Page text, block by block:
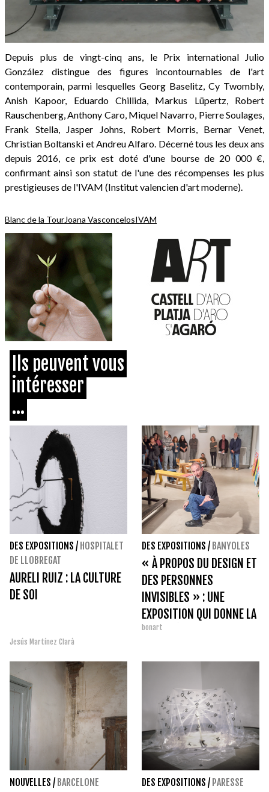
Depuis plus de vingt-cinq ans, le Prix international Julio
González distingue des figures incontournables de l'art
contemporain, parmi lesquelles Georg Baselitz, Cy Twombly,
Anish Kapoor, Eduardo Chillida, Markus Lüpertz, Robert
Rauschenberg, Anthony Caro, Miquel Navarro, Pierre Soulages,
Frank Stella, Jasper Johns, Robert Morris, Bernar Venet,
Christian Boltanski et Andreu Alfaro. Décerné tous les deux ans
depuis 2016, ce prix est doté d'une bourse de 20 000 €,
confirmant ainsi son statut de l'une des récompenses les plus
prestigieuses de l'IVAM (Institut valencien d'art moderne).
Blanc de la TourJoana VasconcelosIVAM
Ils peuvent vous
intéresser
...
DES EXPOSITIONS / HOSPITALET
DE LLOBREGAT
AURELI RUIZ : LA CULTURE
DE SOI
Jesús Martínez Clarà
DES EXPOSITIONS / BANYOLES
« À PROPOS DU DESIGN ET
DES PERSONNES
INVISIBLES » : UNE
EXPOSITION QUI DONNE LA
PAROLE À CEUX QUI,
AUCUNE.
bonart
NOUVELLES / BARCELONE DES EXPOSITIONS / PARESSE